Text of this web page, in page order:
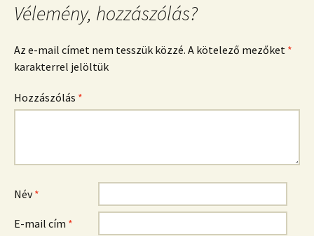
Vélemény, hozzászólás?
Az e-mail címet nem tesszük közzé. A kötelező mezőket *
karakterrel jelöltük
Hozzászólás *
Név*
E-mail cím *